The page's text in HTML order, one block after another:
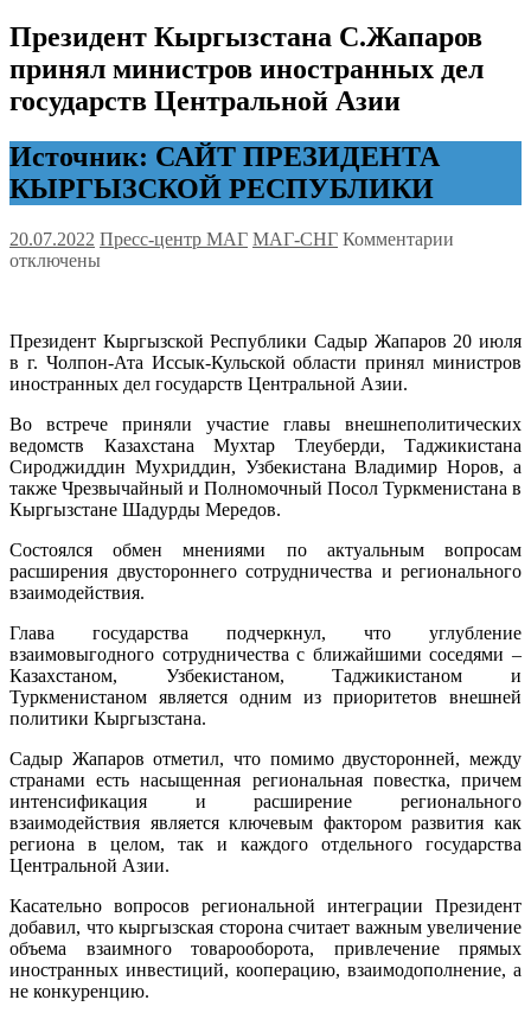
Президент Кыргызстана С.Жапаров
принял министров иностранных дел
государств Центральной Азии
Источник: САЙТ ПРЕЗИДЕНТА
КЫРГЫЗСКОЙ РЕСПУБЛИКИ
20.07.2022 Пресс-центр МАГ МАГ-СНГ Комментарии
Азии
отключены
Президент Кыргызской Республики Садыр Жапаров 20 июля
в г. Чолпон-Ата Иссык-Кульской области принял министров
иностранных дел государств Центральной Азии.
Во встрече приняли участие главы внешнеполитических
ведомств Казахстана Мухтар Тлеуберди, Таджикистана
Сироджиддин Мухриддин, Узбекистана Владимир Норов, а
также Чрезвычайный и Полномочный Посол Туркменистана в
Кыргызстане Шадурды Мередов.
Состоялся обмен мнениями по актуальным вопросам
расширения двустороннего сотрудничества и регионального
взаимодействия.
Глава государства подчеркнул, что углубление
взаимовыгодного сотрудничества c ближайшими соседями –
Казахстаном, Узбекистаном, Таджикистаном и
Туркменистаном является одним из приоритетов внешней
политики Кыргызстана.
Садыр Жапаров отметил, что помимо двусторонней, между
странами есть насыщенная региональная повестка, причем
интенсификация и расширение регионального
взаимодействия является ключевым фактором развития как
региона в целом, так и каждого отдельного государства
Центральной Азии.
Касательно вопросов региональной интеграции Президент
добавил, что кыргызская сторона считает важным увеличение
объема взаимного товарооборота, привлечение прямых
иностранных инвестиций, кооперацию, взаимодополнение, а
не конкуренцию.